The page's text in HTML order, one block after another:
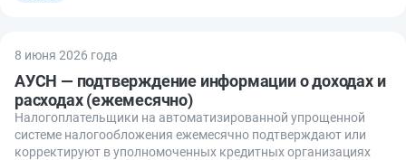
8 июня 2026 года
АУСН — подтверждение информации о доходах и
расходах (ежемесячно)
Налогоплательщики на автоматизированной упрощенной
системе налогообложения ежемесячно подтверждают или
корректируют в уполномоченных кредитных организациях